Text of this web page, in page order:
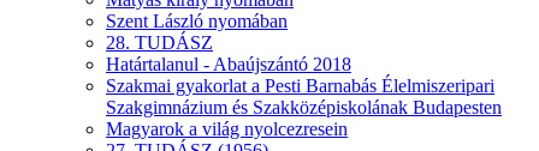
Szent László nyomában
28. TUDÁSZ
Határtalanul - Abaújszántó 2018
Szakmai gyakorlat a Pesti Barnabás Élelmiszeripari
Szakgimnázium és Szakközépiskolának Budapesten
Magyarok a világ nyolcezresein